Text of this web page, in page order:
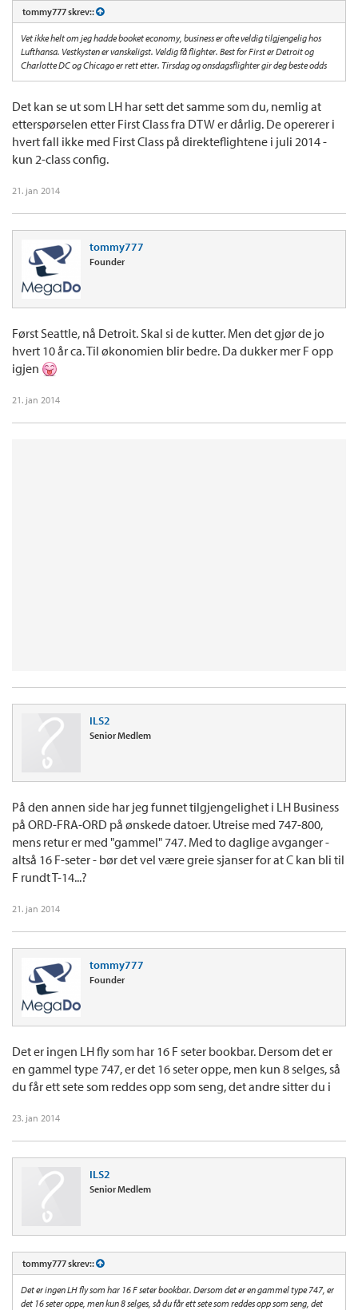
tommy777 skrev::
Vet ikke helt om jeg hadde booket economy, business er ofte veldig tilgjengelig hos
Lufthansa. Vestkysten er vanskeligst. Veldig få flighter. Best for First er Detroit og
Charlotte DC og Chicago er rett etter. Tirsdag og onsdagsflighter gir deg beste odds
Det kan se ut som LH har sett det samme som du, nemlig at
etterspørselen etter First Class fra DTW er dårlig. De opererer i
hvert fall ikke med First Class på direkteflightene i juli 2014 -
kun 2-class config.
21. jan 2014
tommy777
Founder
Først Seattle, nå Detroit. Skal si de kutter. Men det gjør de jo
hvert 10 år ca. Til økonomien blir bedre. Da dukker mer F opp
igjen
21. jan 2014
ILS2
Senior Medlem
På den annen side har jeg funnet tilgjengelighet i LH Business
på ORD-FRA-ORD på ønskede datoer. Utreise med 747-800,
mens retur er med "gammel" 747. Med to daglige avganger -
altså 16 F-seter - bør det vel være greie sjanser for at C kan bli til
F rundt T-14...?
21. jan 2014
tommy777
Founder
Det er ingen LH fly som har 16 F seter bookbar. Dersom det er
en gammel type 747, er det 16 seter oppe, men kun 8 selges, så
du får ett sete som reddes opp som seng, det andre sitter du i
23. jan 2014
ILS2
Senior Medlem
tommy777 skrev::
Det er ingen LH fly som har 16 F seter bookbar. Dersom det er en gammel type 747, er
det 16 seter oppe, men kun 8 selges, så du får ett sete som reddes opp som seng, det